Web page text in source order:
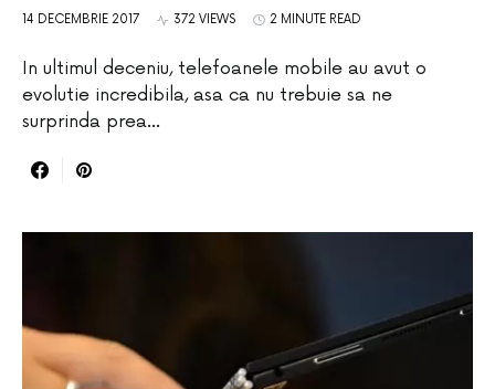
14 DECEMBRIE 2017 372 VIEWS 2 MINUTE READ
In ultimul deceniu, telefoanele mobile au avut o
evolutie incredibila, asa ca nu trebuie sa ne
surprinda prea…